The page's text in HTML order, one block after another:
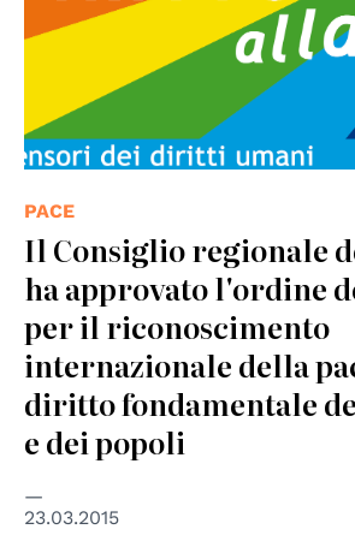
PACE
Il Consiglio regionale
ha approvato l'ordine
per il riconoscimento
internazionale della
diritto fondamentale
e dei popoli
23.03.2015